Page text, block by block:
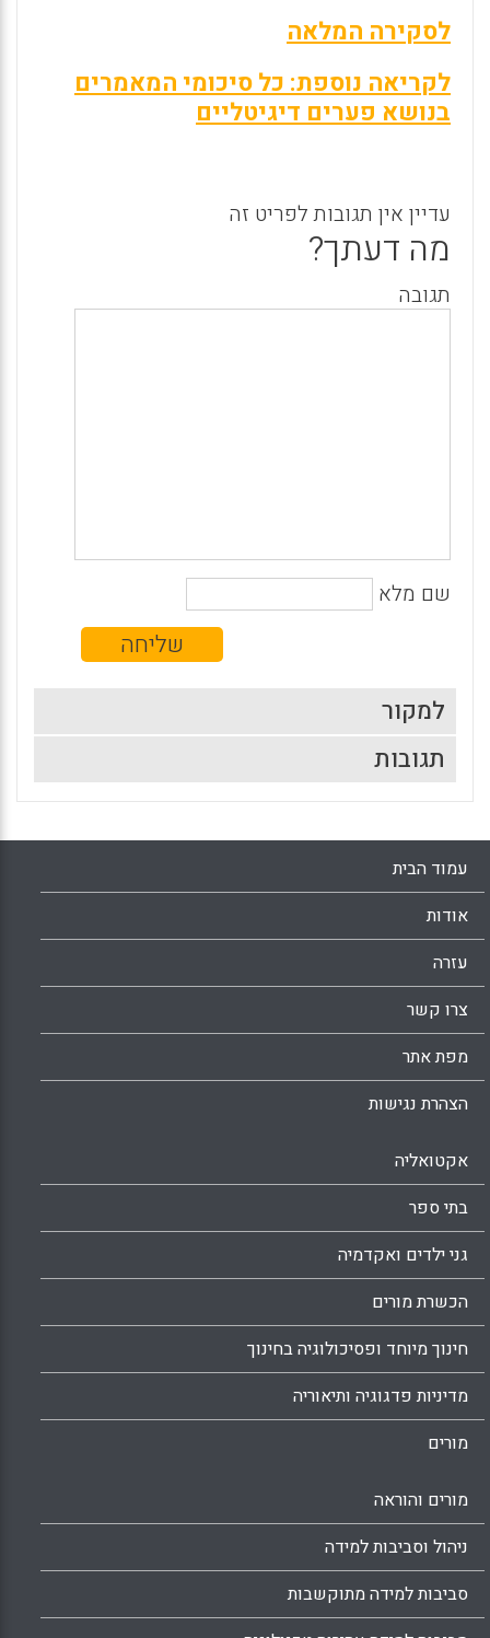
לסקירה המלאה
לקריאה נוספת: כל סיכומי המאמרים
בנושא פערים דיגיטליים
עדיין אין תגובות לפריט זה
מה דעתך?
תגובה
שם מלא
למקור
תגובות
עמוד הבית
אודות
עזרה
צרו קשר
מפת אתר
הצהרת נגישות
אקטואליה
בתי ספר
גני ילדים ואקדמיה
הכשרת מורים
חינוך מיוחד ופסיכולוגיה בחינוך
מדיניות פדגוגיה ותיאוריה
מורים
מורים והוראה
ניהול וסביבות למידה
סביבות למידה מתוקשבות